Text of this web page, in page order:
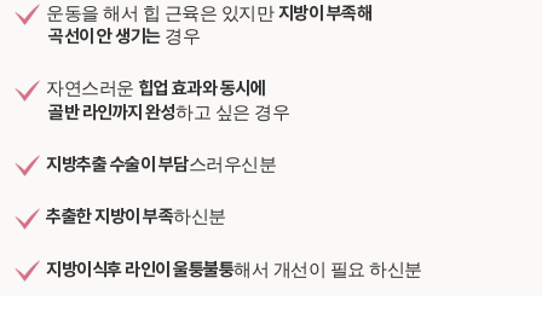
운동을 해서 힙 근육은 있지만지방이 부족해
곡선이 안 생기는경우
자연스러운 힙업 효과와 동시에
골반 라인까지 완성하고 싶은 경우
지방추출 수술이 부담스러우신분
추출한 지방이 부족하신분
지방이식후 라인이 울퉁불퉁해서 개선이 필요 하신분